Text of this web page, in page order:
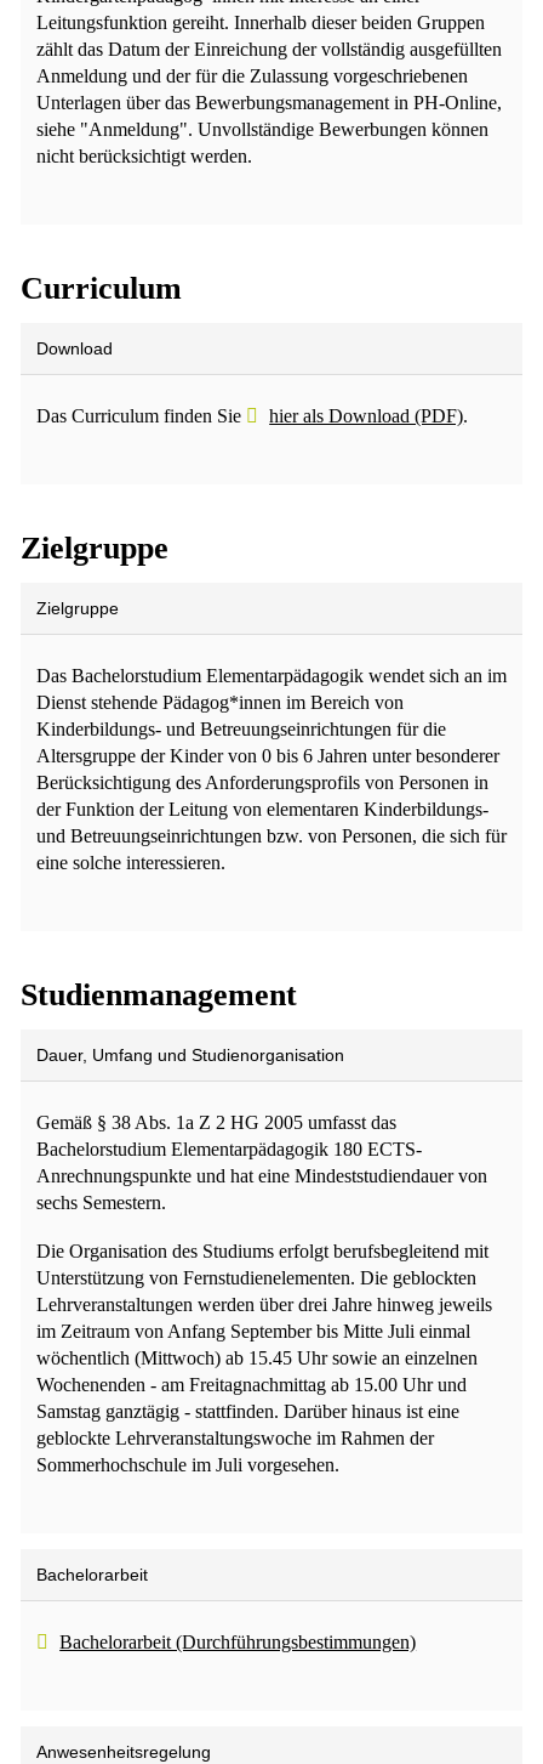
Leitungsfunktion gereiht. Innerhalb dieser beiden Gruppen
zählt das Datum der Einreichung der vollständig ausgefüllten
Anmeldung und der für die Zulassung vorgeschriebenen
Unterlagen über das Bewerbungsmanagement in PH-Online,
siehe "Anmeldung". Unvollständige Bewerbungen können
nicht berücksichtigt werden.
Curriculum
Download
Das Curriculum finden Sie hier als Download (PDF).
Zielgruppe
Zielgruppe
Das Bachelorstudium Elementarpädagogik wendet sich an im
Dienst stehende Pädagog*innen im Bereich von
Kinderbildungs- und Betreuungseinrichtungen für die
Altersgruppe der Kinder von 0 bis 6 Jahren unter besonderer
Berücksichtigung des Anforderungsprofils von Personen in
der Funktion der Leitung von elementaren Kinderbildungs-
und Betreuungseinrichtungen bzw. von Personen, die sich für
eine solche interessieren.
Studienmanagement
Dauer, Umfang und Studienorganisation
Gemäß § 38 Abs. 1a Z 2 HG 2005 umfasst das
Bachelorstudium Elementarpädagogik 180 ECTS-
Anrechnungspunkte und hat eine Mindeststudiendauer von
sechs Semestern.
Die Organisation des Studiums erfolgt berufsbegleitend mit
Unterstützung von Fernstudienelementen. Die geblockten
Lehrveranstaltungen werden über drei Jahre hinweg jeweils
im Zeitraum von Anfang September bis Mitte Juli einmal
wöchentlich (Mittwoch) ab 15.45 Uhr sowie an einzelnen
Wochenenden - am Freitagnachmittag ab 15.00 Uhr und
Samstag ganztägig - stattfinden. Darüber hinaus ist eine
geblockte Lehrveranstaltungswoche im Rahmen der
Sommerhochschule im Juli vorgesehen.
Bachelorarbeit
Bachelorarbeit (Durchführungsbestimmungen)
Anwesenheitsregelung